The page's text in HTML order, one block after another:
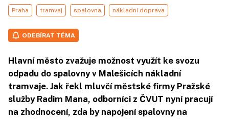
Praha tramvaj spalovna nákladní doprava
ODEBÍRAT TÉMA
Hlavní město zvažuje možnost využít ke svozu
odpadu do spalovny v Malešicích nákladní
tramvaje. Jak řekl mluvčí městské firmy Pražské
služby Radim Mana, odborníci z ČVUT nyní pracují
na zhodnocení, zda by napojení spalovny na